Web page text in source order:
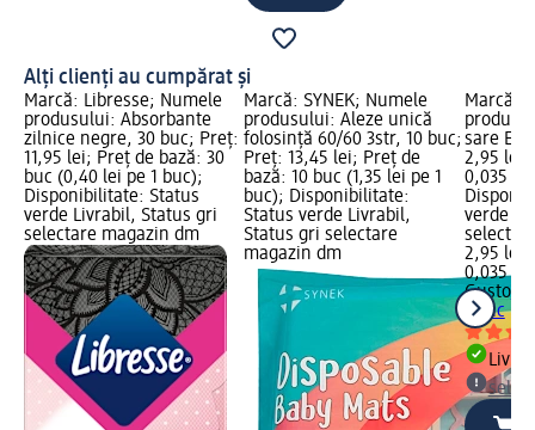
Alți clienți au cumpărat și
Marcă: Libresse; Numele
produsului: Absorbante
zilnice negre, 30 buc; Preț:
11,95 lei; Preț de bază: 30
buc (0,40 lei pe 1 buc);
Disponibilitate: Status
verde Livrabil, Status gri
selectare magazin dm
Marcă: SYNEK; Numele
produsului: Aleze unică
folosință 60/60 3str, 10 buc;
Preț: 13,45 lei; Preț de
bază: 10 buc (1,35 lei pe 1
buc); Disponibilitate:
Status verde Livrabil,
Status gri selectare
magazin dm
Marcă:
sare
2,95 lei;
0,035
verde
2,95 lei
0,035
Gusto
1 buc